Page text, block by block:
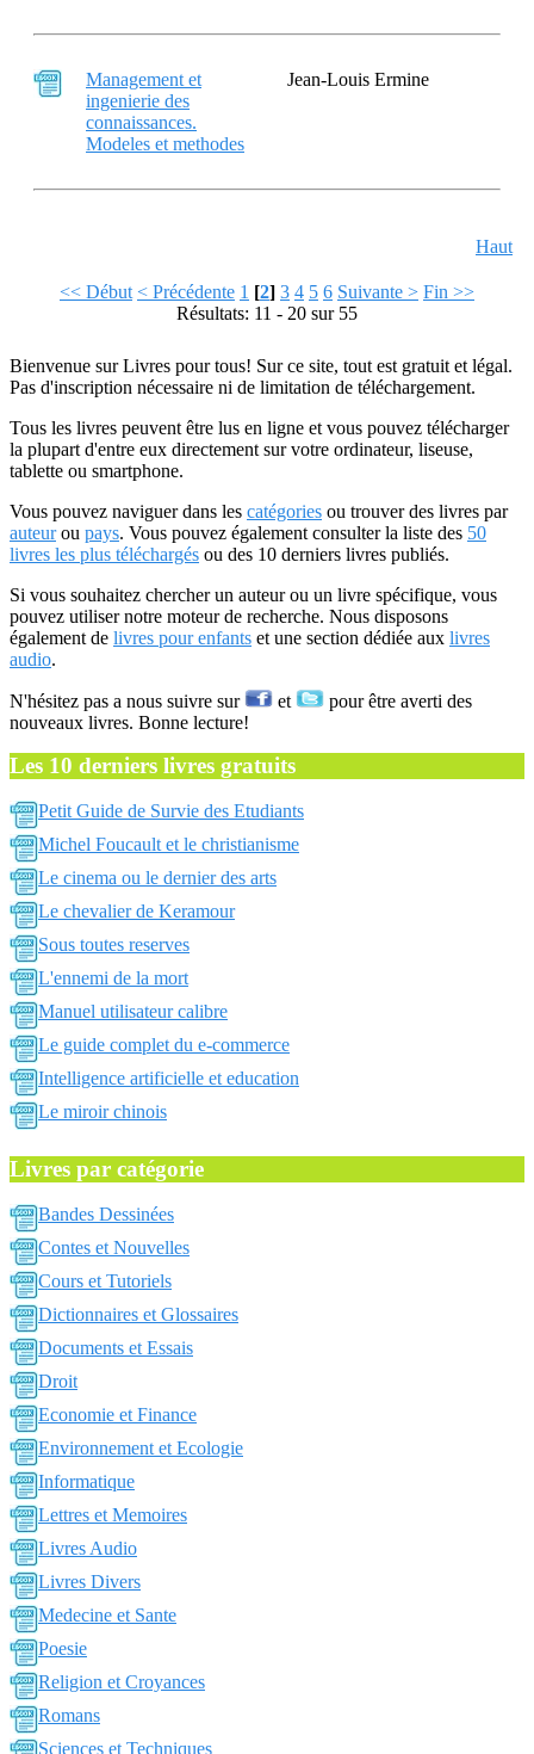
Management et
ingenierie des
connaissances.
Modeles et methodes
Jean-Louis Ermine
Haut
<< Début < Précédente 1 [2] 3 4 5 6 Suivante > Fin >>
Résultats: 11 - 20 sur 55
Bienvenue sur Livres pour tous! Sur ce site, tout est gratuit et légal.
Pas d'inscription nécessaire ni de limitation de téléchargement.
Tous les livres peuvent être lus en ligne et vous pouvez télécharger
la plupart d'entre eux directement sur votre ordinateur, liseuse,
tablette ou smartphone.
Vous pouvez naviguer dans les catégories ou trouver des livres par
auteurou pays. Vous pouvez également consulter la liste des 50
livres les plus téléchargés ou des 10 derniers livres publiés.
Si vous souhaitez chercher un auteur ou un livre spécifique, vous
pouvez utiliser notre moteur de recherche. Nous disposons
également de livres pour enfants et une section dédiée aux livres
audio.
N'hésitez pas a nous suivre sur et
pour être averti des
nouveaux livres. Bonne lecture!
Les 10 derniers livres gratuits
Petit Guide de Survie des Etudiants
Michel Foucault et le christianisme
Le cinema ou le dernier des arts
Le chevalier de Keramour
Sous toutes reserves
L'ennemi de la mort
Manuel utilisateur calibre
Le guide complet du e-commerce
Intelligence artificielle et education
Le miroir chinois
Livres par catégorie
Bandes Dessinées
Contes et Nouvelles
Cours et Tutoriels
Dictionnaires et Glossaires
Documents et Essais
Droit
Economie et Finance
Environnement et Ecologie
Informatique
Lettres et Memoires
Livres Audio
Livres Divers
Medecine et Sante
Poesie
Religion et Croyances
Romans
Sciences et Techniques